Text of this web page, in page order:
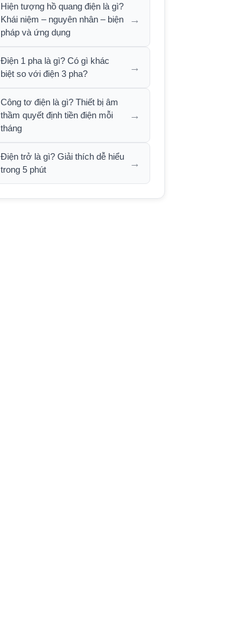
Hiện tượng hồ quang điện là gì?
Khái niệm – nguyên nhân – biện
pháp và ứng dụng
→
Điện 1 pha là gì? Có gì khác
biệt so với điện 3 pha?
→
Công tơ điện là gì? Thiết bị âm
thầm quyết định tiền điện mỗi
tháng
→
Điện trở là gì? Giải thích dễ hiểu
trong 5 phút
→